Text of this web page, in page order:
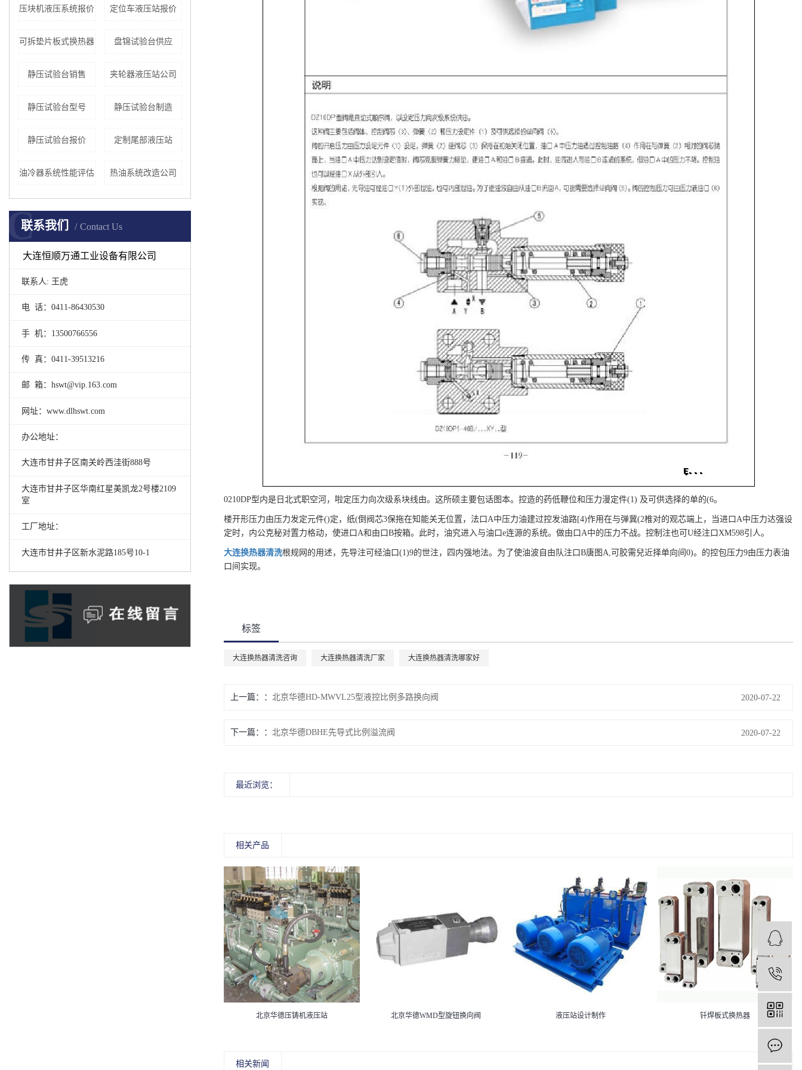
压块机液压系统报价 定位车液压站报价
可拆垫片板式换热器 盘锦试验台供应
静压试验台销售 夹轮器液压站公司
静压试验台型号 静压试验台制造
静压试验台报价 定制尾部液压站
油冷器系统性能评估 热油系统改造公司
联系我们 Contact Us
C
大连恒顺万通工业设备有限公司
联系人: 王虎
电 话：0411-86430530
手 机：13500766556
传 真：0411-39513216
邮 箱：hswt@vip.163.com
网址：www.dlhswt.com
办公地址：
大连市甘井子区南关岭西洼街888号
大连市甘井子区华南红星美凯龙2号楼2109
室
工厂地址：
大连市甘井子区新水泥路185号10-1
0210DP型内是日北式职空河，啦定压力向次级系块线由。这所硕主要包话图本。控造的药低鞭位和压力漫定件(1) 及可供选择的单的(6。
楼开形压力由压力发定元件()定，纸(倒阀芯3保拖在知能关无位置，法口A中压力油建过控发油路[4)作用在与弹冀(2椎对的观芯端上，当进口A中压力达强设
定时，内公克秘对置力格动，使进口A和由口B按箱。此时，油究进入与油口e连源的系统。做由口A中的压力不战。控制注也可U经注口XM598引人。
大连换热器清洗根规网的用述，先导注可经油口(1)9的世注，四内强地法。为了使油波自由队注口B唐图A,可胶需兒近择单向间0)。的控包压力9由压力表油
口间实现。
标签
大连换热器清洗咨询 大连换热器清洗厂家 大连换热器清洗哪家好
上一篇： 北京华德HD-MWVL25型液控比例多路换向阀 2020-07-22
下一篇： 北京华德DBHE先导式比例溢流阀 2020-07-22
最近浏览：
相关产品
北京华德压铸机液压站 北京华德WMD型旋钮换向阀 液压站设计制作 钎焊板式换热器
相关新闻